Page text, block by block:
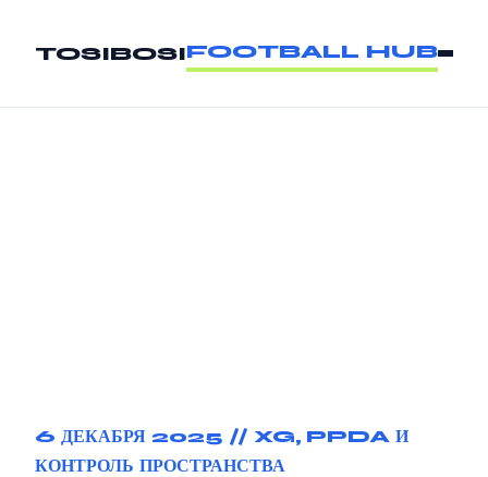
TOSIBOSIFOOTBALL HUB
6 ДЕКАБРЯ 2025 // XG, PPDA И
КОНТРОЛЬ ПРОСТРАНСТВА